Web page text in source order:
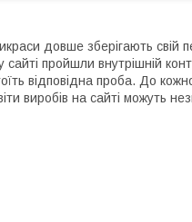
довше зберігають свій
пройшли внутрішній
відповідна проба. До
виробів на сайті можуть